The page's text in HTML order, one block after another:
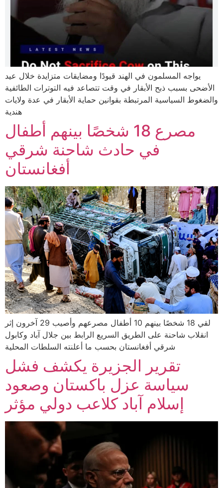
يواجه المسلمون في الهند قيودًا ومضايقات متزايدة خلال عيد
الأضحى بسبب ذبح الأبقار في وقت تتصاعد فيه التوترات الطائفية
والضغوط السياسية المرتبطة بقوانين حماية الأبقار في عدة ولايات
هندية
مصرع 18 شخصًا بينهم أطفال
في حادث شاحنة شرقي
أفغانستان
لقي 18 شخصًا بينهم 10 أطفال مصرعهم وأصيب 29 آخرون إثر
انقلاب شاحنة على الطريق السريع الرابط بين جلال آباد وكابول
شرقي أفغانستان بحسب ما أعلنته السلطات المحلية
تقرير الجزيرة يكشف فشل
سياسة عزل باكستان وصعود
إسلام آباد كلاعب دولي مؤثر